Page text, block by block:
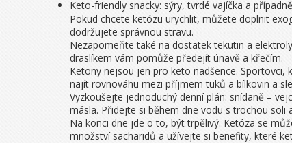
Keto-friendly snacky: sýry, tvrdé vajíčka a
Pokud chcete ketózu urychlit, můžete doplnit
dodržujete správnou stravu.
Nezapomeňte také na dostatek tekutin a
draslíkem vám pomůže předejít únavě a křečím.
Ketony nejsou jen pro keto nadšence.
najít rovnováhu mezi příjmem tuků a bílkovin a
Vyzkoušejte jednoduchý denní plán: snídaně –
másla. Přidejte si během dne vodu s trochou
Na konci dne jde o to, být trpělivý. Ketóza se
množství sacharidů a užívejte si benefity, které